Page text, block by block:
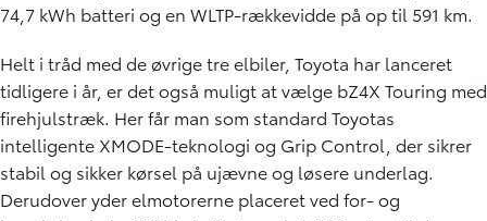
74,7 kWh batteri og en WLTP-rækkevidde på op til 591 km.
Helt i tråd med de øvrige tre elbiler, Toyota har lanceret
tidligere i år, er det også muligt at vælge bZ4X Touring med
firehjulstræk. Her får man som standard Toyotas
intelligente XMODE-teknologi og Grip Control, der sikrer
stabil og sikker kørsel på ujævne og løsere underlag.
Derudover yder elmotorerne placeret ved for- og